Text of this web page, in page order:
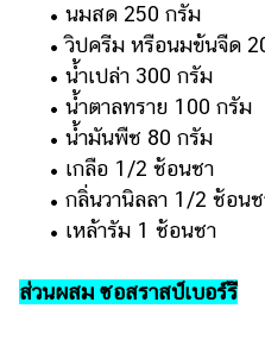
• นมสด 250 กรัม
• วิปครีม หรือนมข้นจืด
• น้ำเปล่า 300 กรัม
• น้ำตาลทราย 100 กรัม
• น้ำมันพืช 80 กรัม
• เกลือ 1/2 ช้อนชา
• กลิ่นวานิลลา 1/2 ช้อนช
• เหล้ารัม 1 ช้อนชา
ส่วนผสม ซอสราสป์เบอร์รี